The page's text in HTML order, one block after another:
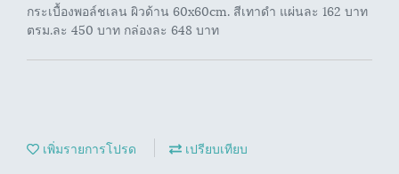
กระเบื้องพอล์ชเลน ผิวด้าน 60x60cm. สีเทาดำ แผ่นละ 162 บาท
ตรม.ละ 450 บาท กล่องละ 648 บาท
เพิ่มรายการโปรด เปรียบเทียบ